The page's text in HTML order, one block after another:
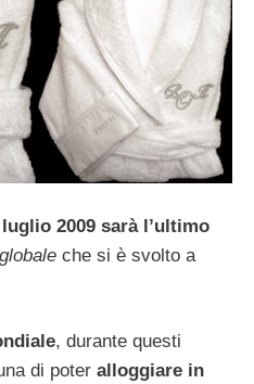
luglio 2009 sarà l’ultimo
che si è svolto a
, durante questi
di poter alloggiare in